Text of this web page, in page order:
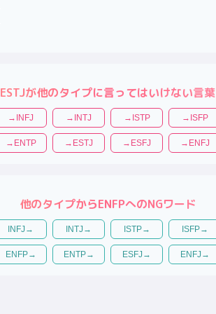
ESTJが他のタイプに言ってはいけない言葉
→ INFJ → INTJ → ISTP → ISFP
→ ENTP → ESTJ → ESFJ → ENFJ
他のタイプからENFPへのNGワード
INFJ → INTJ → ISTP→ ISFP→
ENFP→ ENTP→ ESFJ → ENFJ →